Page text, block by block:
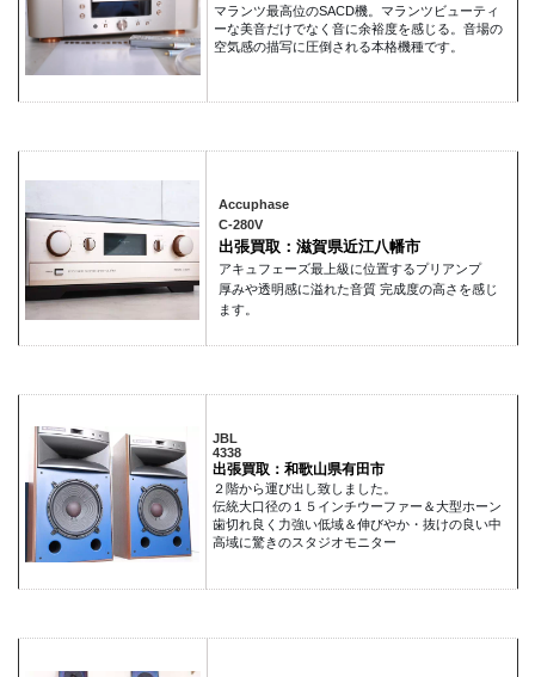
マランツ最高位のSACD機。マランツビューティ
ーな美音だけでなく音に余裕度を感じる。音場の
空気感の描写に圧倒される本格機種です。
Accuphase
C-280V
出張買取：滋賀県近江八幡市
アキュフェーズ最上級に位置するプリアンプ
厚みや透明感に溢れた音質 完成度の高さを感じ
ます。
JBL
4338
出張買取：和歌山県有田市
２階から運び出し致しました。
伝統大口径の１５インチウーファー＆大型ホーン
歯切れ良く力強い低域＆伸びやか・抜けの良い中
高域に驚きのスタジオモニター